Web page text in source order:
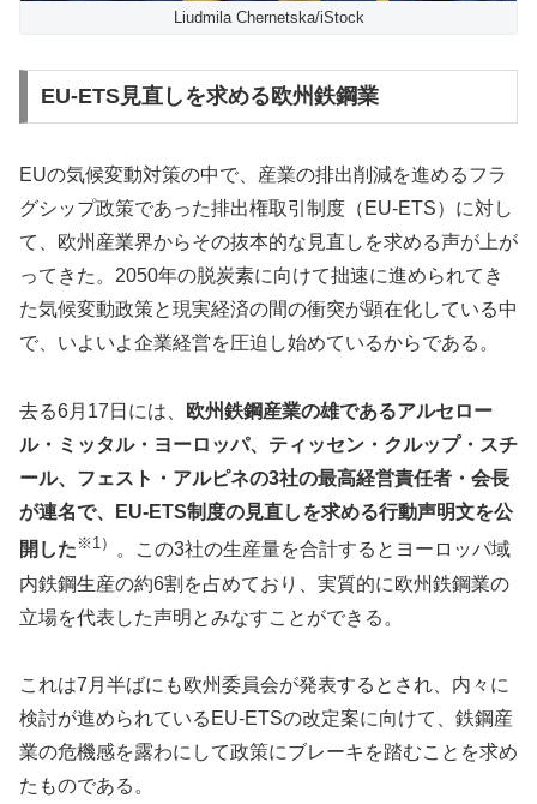
Liudmila Chernetska/iStock
EU-ETS見直しを求める欧州鉄鋼業
EUの気候変動対策の中で、産業の排出削減を進めるフラ
グシップ政策であった排出権取引制度（EU-ETS）に対し
て、欧州産業界からその抜本的な見直しを求める声が上が
ってきた。2050年の脱炭素に向けて拙速に進められてき
た気候変動政策と現実経済の間の衝突が顕在化している中
で、いよいよ企業経営を圧迫し始めているからである。
去る6月17日には、
欧州鉄鋼産業の雄であるアルセロー
ル・ミッタル・ヨーロッパ、ティッセン・クルップ・スチ
ール、フェスト・アルピネの3社の最高経営責任者・会長
が連名で、EU-ETS制度の見直しを求める行動声明文を公
開した ※1） 。この3社の生産量を合計するとヨーロッパ域
内鉄鋼生産の約6割を占めており、実質的に欧州鉄鋼業の
立場を代表した声明とみなすことができる。
これは7月半ばにも欧州委員会が発表するとされ、内々に
検討が進められているEU-ETSの改定案に向けて、鉄鋼産
業の危機感を露わにして政策にブレーキを踏むことを求め
たものである。